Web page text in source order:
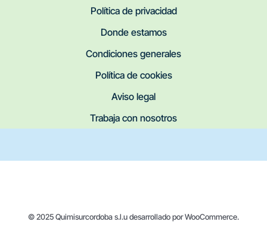
Política de privacidad
Donde estamos
Condiciones generales
Política de cookies
Aviso legal
Trabaja con nosotros
© 2025 Quimisurcordoba s.l.u desarrollado por WooCommerce.